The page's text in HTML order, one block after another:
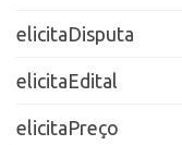
elicitaDisputa
elicitaEdital
elicitaPreço